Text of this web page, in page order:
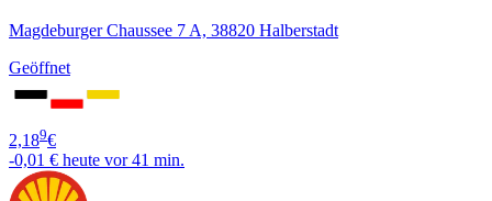
Magdeburger Chaussee 7 A, 38820 Halberstadt
Geöffnet
2,189€
-0,01 € heute vor 41 min.